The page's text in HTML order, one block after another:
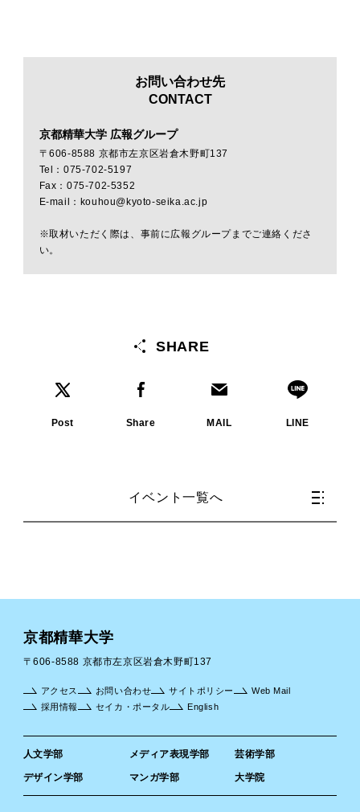
お問い合わせ先
CONTACT
京都精華大学 広報グループ
〒606-8588 京都市左京区岩倉木野町137
Tel：075-702-5197
Fax：075-702-5352
E-mail：kouhou@kyoto-seika.ac.jp
※取材いただく際は、事前に広報グループまでご連絡くださ
い。
SHARE
Post Share MAIL LINE
イベント一覧へ
京都精華大学
〒606-8588 京都市左京区岩倉木野町137
人文学部 メディア表現学部 芸術学部
デザイン学部 マンガ学部 大学院
アクセス お問い合わせ サイトポリシー
Web Mail
採用情報
セイカ・ポータル English